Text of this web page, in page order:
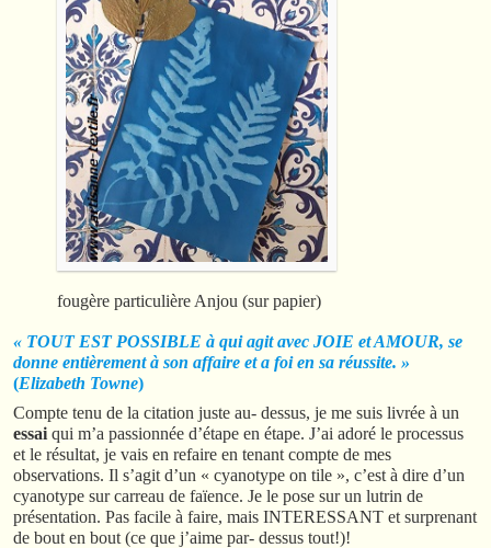
fougère particulière Anjou (sur papier)
« TOUT EST POSSIBLE à qui agit avec JOIE et AMOUR, se
donne entièrement à son affaire et a foi en sa réussite. »
(Elizabeth Towne)
Compte tenu de la citation juste au- dessus, je me suis livrée à un
essai qui m’a passionnée d’étape en étape. J’ai adoré le processus
et le résultat, je vais en refaire en tenant compte de mes
observations. Il s’agit d’un « cyanotype on tile », c’est à dire d’un
cyanotype sur carreau de faïence. Je le pose sur un lutrin de
présentation. Pas facile à faire, mais INTERESSANT et surprenant
de bout en bout (ce que j’aime par- dessus tout!)!